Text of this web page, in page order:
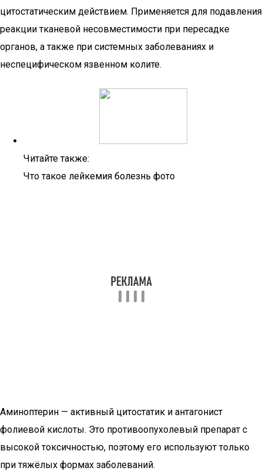
цитостатическим действием. Применяется для подавления
реакции тканевой несовместимости при пересадке
органов, а также при системных заболеваниях и
неспецифическом язвенном колите.
Читайте также:
Что такое лейкемия болезнь фото
Аминоптерин — активный цитостатик и антагонист
фолиевой кислоты. Это противоопухолевый препарат с
высокой токсичностью, поэтому его используют только
при тяжёлых формах заболеваний.